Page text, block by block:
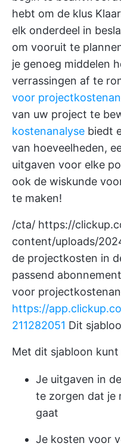
hebt om de klus
elk onderdeel in
om vooruit te
je genoeg middelen
verrassingen af te
voor
van uw project te
kostenanalyse biedt
van hoeveelheden,
uitgaven voor elke
ook de wiskunde
te maken!
/cta/ https://
content/uploads/
de projectkosten in
passend
voor
https://
211282051 Dit
Met dit sjabloon kunt
Je uitgaven in
te zorgen dat je
gaat
Je kosten voor